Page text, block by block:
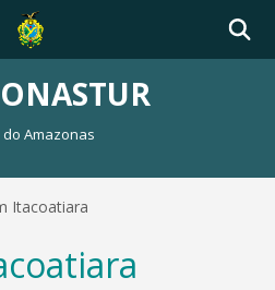
Amazonas
Itacoatiara